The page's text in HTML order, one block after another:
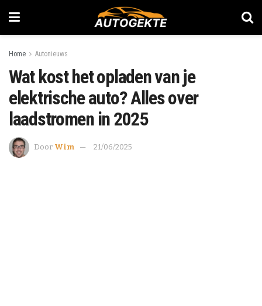
Home Autonieuws
Wat kost het opladen van je
elektrische auto? Alles over
laadstromen in 2025
Door Wim 21/06/2025